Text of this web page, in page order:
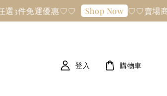
免運優惠♡♡ Shop Now ♡♡賣場商品
登入 購物車